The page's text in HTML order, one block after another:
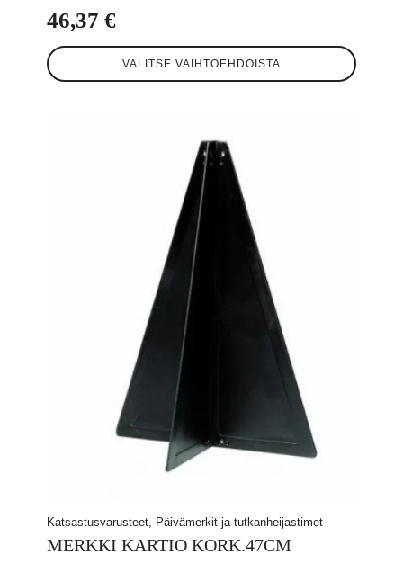
46,37 €
VALITSE VAIHTOEHDOISTA
Tällä
tuotteella
Katsastusvarusteet, Päivämerkit ja tutkanheijastimet
MERKKI KARTIO KORK.47CM